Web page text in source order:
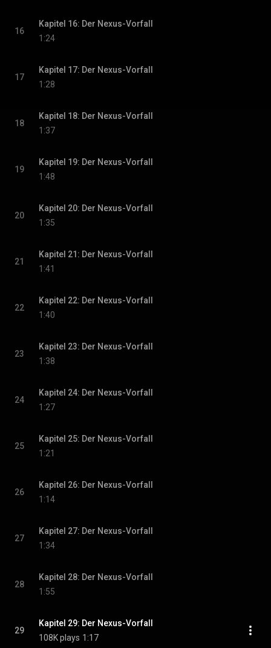
16
Kapitel 16: Der Nexus-Vorfall
1:24
17
Kapitel 17: Der Nexus-Vorfall
1:28
18
Kapitel 18: Der Nexus-Vorfall
1:37
19
Kapitel 19: Der Nexus-Vorfall
1:48
20
Kapitel 20: Der Nexus-Vorfall
1:35
21
Kapitel 21: Der Nexus-Vorfall
1:41
22
Kapitel 22: Der Nexus-Vorfall
1:40
23
Kapitel 23: Der Nexus-Vorfall
1:38
24
Kapitel 24: Der Nexus-Vorfall
1:27
25
Kapitel 25: Der Nexus-Vorfall
1:21
26
Kapitel 26: Der Nexus-Vorfall
1:14
27
Kapitel 27: Der Nexus-Vorfall
1:34
28
Kapitel 28: Der Nexus-Vorfall
1:55
29
Kapitel 29: Der Nexus-Vorfall
108K plays 1:17